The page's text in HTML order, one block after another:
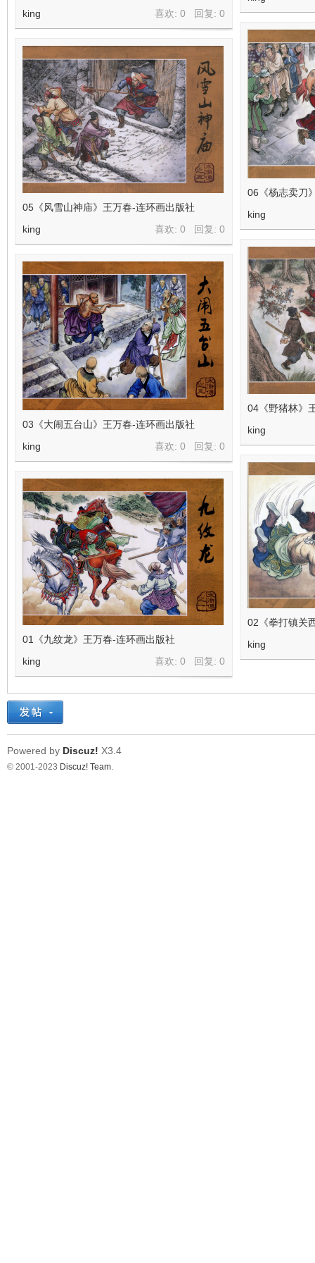
喜欢: 0 回复: 0
king
06《杨志卖刀
king
05《风雪山神庙》王万春-连环画出版社
喜欢: 0 回复: 0
king
04《野猪林》
king
03《大闹五台山》王万春-连环画出版社
喜欢: 0 回复: 0
king
02《拳打镇关
king
01《九纹龙》王万春-连环画出版社
喜欢: 0 回复: 0
king
Powered by Discuz! X3.4
© 2001-2023 Discuz! Team.